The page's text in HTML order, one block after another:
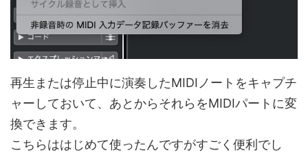
再生または停止中に演奏したMIDIノートをキャプチ
ャーしておいて、あとからそれらをMIDIパートに変
換できます。
こちらははじめて使ったんですがすごく便利でし